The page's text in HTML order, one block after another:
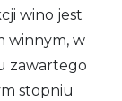
wino jest
winnym, w
zawartego
stopniu